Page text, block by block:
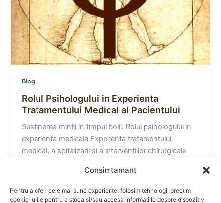
Consimtamant
Pentru a oferi cele mai bune experiente, folosim tehnologii precum
cookie-urile pentru a stoca si/sau accesa informatiile despre dispozitiv.
Blog
Rolul Psihologului in Experienta
Tratamentului Medical al Pacientului
Sustinerea mintii in timpul bolii: Rolul psihologului in
experienta medicala Experienta tratamentului
medical, a spitalizarii si a interventiilor chirurgicale